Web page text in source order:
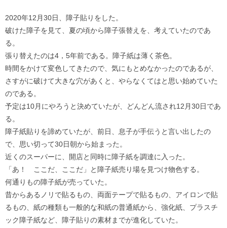
2020年12月30日、障子貼りをした。
破けた障子を見て、夏の頃から障子張替えを、考えていたのであ
る。
張り替えたのは4，5年前である。障子紙は薄く茶色。
時間をかけて変色してきたので、気にもとめなかったのであるが、
さすがに破けて大きな穴があくと、やらなくてはと思い始めていた
のである。
予定は10月にやろうと決めていたが、どんどん流され12月30日であ
る。
障子紙貼りを諦めていたが、前日、息子が手伝うと言い出したの
で、思い切って30日朝から始まった。
近くのスーパーに、開店と同時に障子紙を調達に入った。
「あ！ ここだ、ここだ」と障子紙売り場を見つけ物色する。
何通りもの障子紙が売っていた。
昔からあるノリで貼るもの、両面テープで貼るもの、アイロンで貼
るもの、紙の種類も一般的な和紙の普通紙から、強化紙、プラスチ
ック障子紙など、障子貼りの素材までが進化していた。